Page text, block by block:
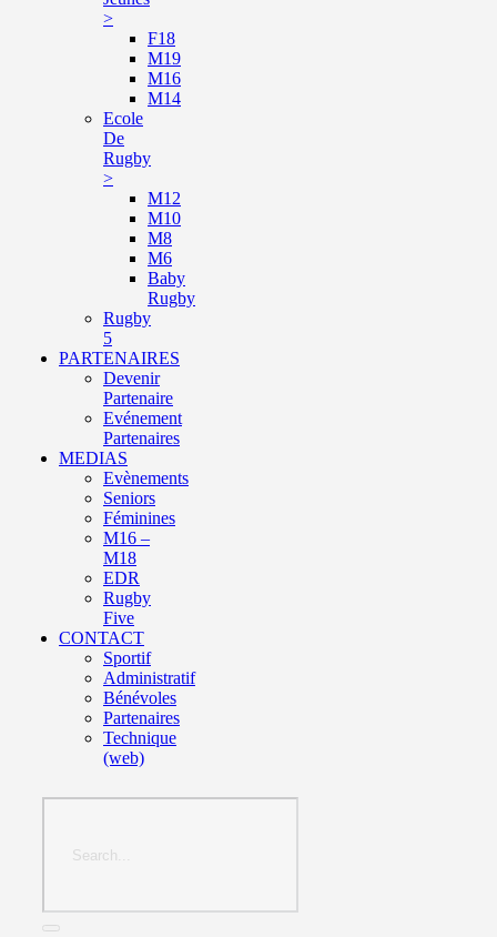
>
F18
M19
M16
M14
Ecole
De
Rugby
>
M12
M10
M8
M6
Baby
Rugby
Rugby
5
PARTENAIRES
Devenir
Partenaire
Evénement
Partenaires
MEDIAS
Evènements
Seniors
Féminines
M16 –
M18
EDR
Rugby
Five
CONTACT
Sportif
Administratif
Bénévoles
Partenaires
Technique
(web)